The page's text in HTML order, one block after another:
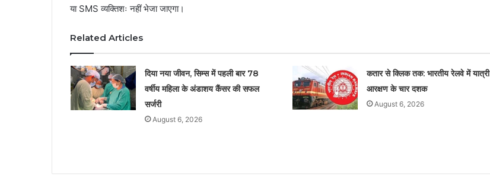
या SMS व्यक्तिशः नहीं भेजा जाएगा।
Related Articles
दिया नया जीवन, सिम्स में पहली बार 78
वर्षीय महिला के अंडाशय कैंसर की सफल
सर्जरी
August 6, 2026
कतार से क्लिक तक: भारतीय रेलवे में यात्री
आरक्षण के चार दशक
August 6, 2026